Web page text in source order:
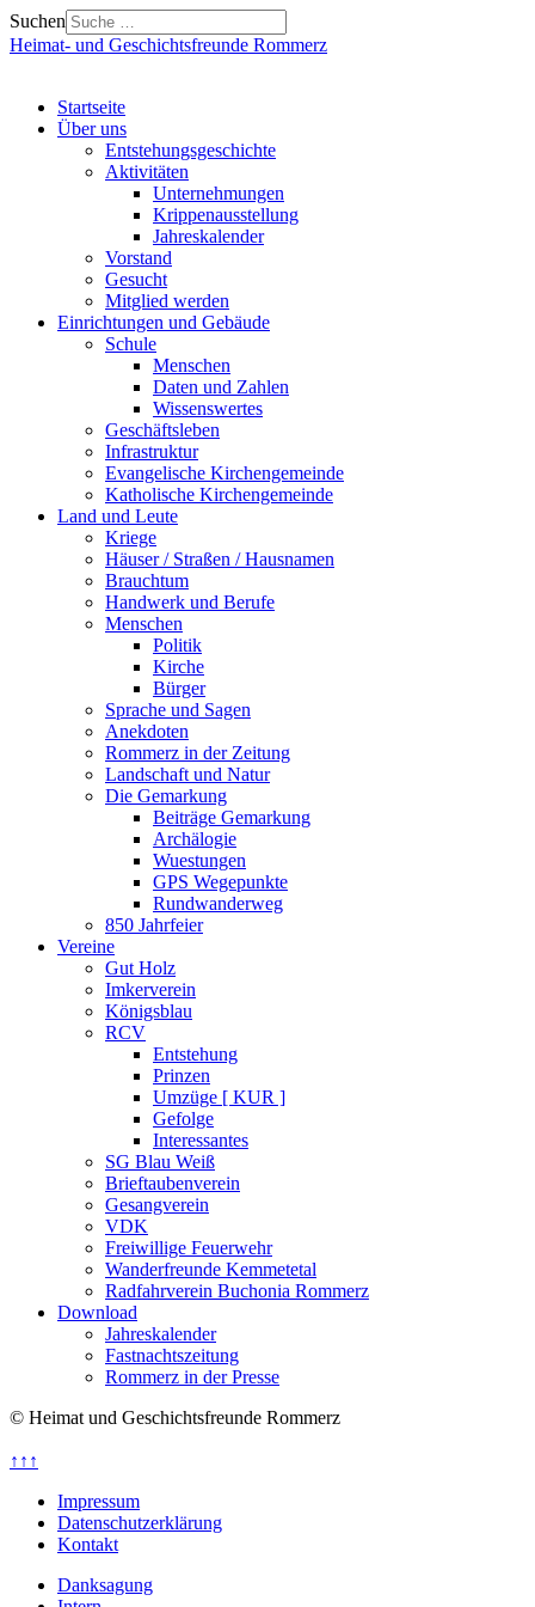
Suchen
Heimat- und Geschichtsfreunde Rommerz
Startseite
Über uns
Entstehungsgeschichte
Aktivitäten
Unternehmungen
Krippenausstellung
Jahreskalender
Vorstand
Gesucht
Mitglied werden
Einrichtungen und Gebäude
Schule
Menschen
Daten und Zahlen
Wissenswertes
Geschäftsleben
Infrastruktur
Evangelische Kirchengemeinde
Katholische Kirchengemeinde
Land und Leute
Kriege
Häuser / Straßen / Hausnamen
Brauchtum
Handwerk und Berufe
Menschen
Politik
Kirche
Bürger
Sprache und Sagen
Anekdoten
Rommerz in der Zeitung
Landschaft und Natur
Die Gemarkung
Beiträge Gemarkung
Archälogie
Wuestungen
GPS Wegepunkte
Rundwanderweg
850 Jahrfeier
Vereine
Gut Holz
Imkerverein
Königsblau
RCV
Entstehung
Prinzen
Umzüge [ KUR ]
Gefolge
Interessantes
SG Blau Weiß
Brieftaubenverein
Gesangverein
VDK
Freiwillige Feuerwehr
Wanderfreunde Kemmetetal
Radfahrverein Buchonia Rommerz
Download
Jahreskalender
Fastnachtszeitung
Rommerz in der Presse
© Heimat und Geschichtsfreunde Rommerz
↑↑↑
Impressum
Datenschutzerklärung
Kontakt
Danksagung